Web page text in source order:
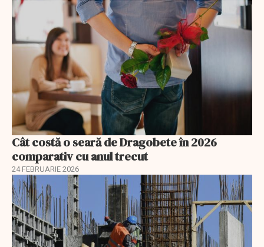
Cât costă o seară de Dragobete în 2026
comparativ cu anul trecut
24 FEBRUARIE 2026